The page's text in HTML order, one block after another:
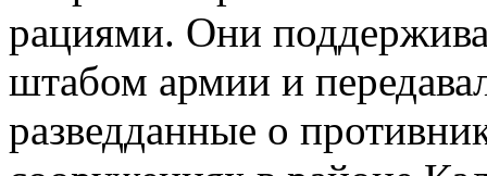
рациями. Они
штабом армии и
разведданные о